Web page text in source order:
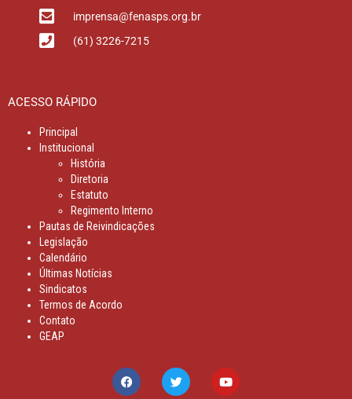
imprensa@fenasps.org.br
(61) 3226-7215
ACESSO RÁPIDO
Principal
Institucional
História
Diretoria
Estatuto
Regimento Interno
Pautas de Reivindicações
Legislação
Calendário
Últimas Notícias
Sindicatos
Termos de Acordo
Contato
GEAP